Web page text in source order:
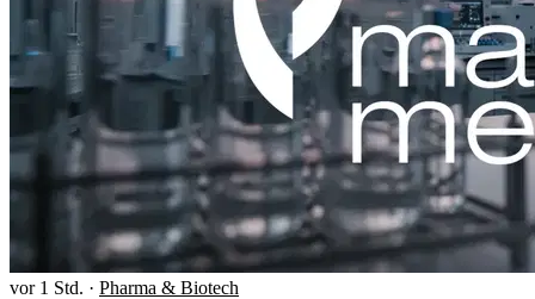
vor 1 Std. · Pharma & Biotech